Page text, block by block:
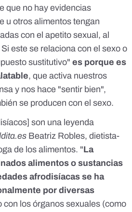
que no hay evidencias
u otros alimentos tengan
con el apetito sexual , al
este se relaciona con el sexo o
sustitutivo" es porque es
, que activa nuestros
y nos hace "sentir bien",
se producen con el sexo.
son una leyenda
Beatriz Robles, dietista-
de los alimentos. "La
alimentos o sustancias
afrodisíacas se ha
por diversas
con los órganos sexuales (como